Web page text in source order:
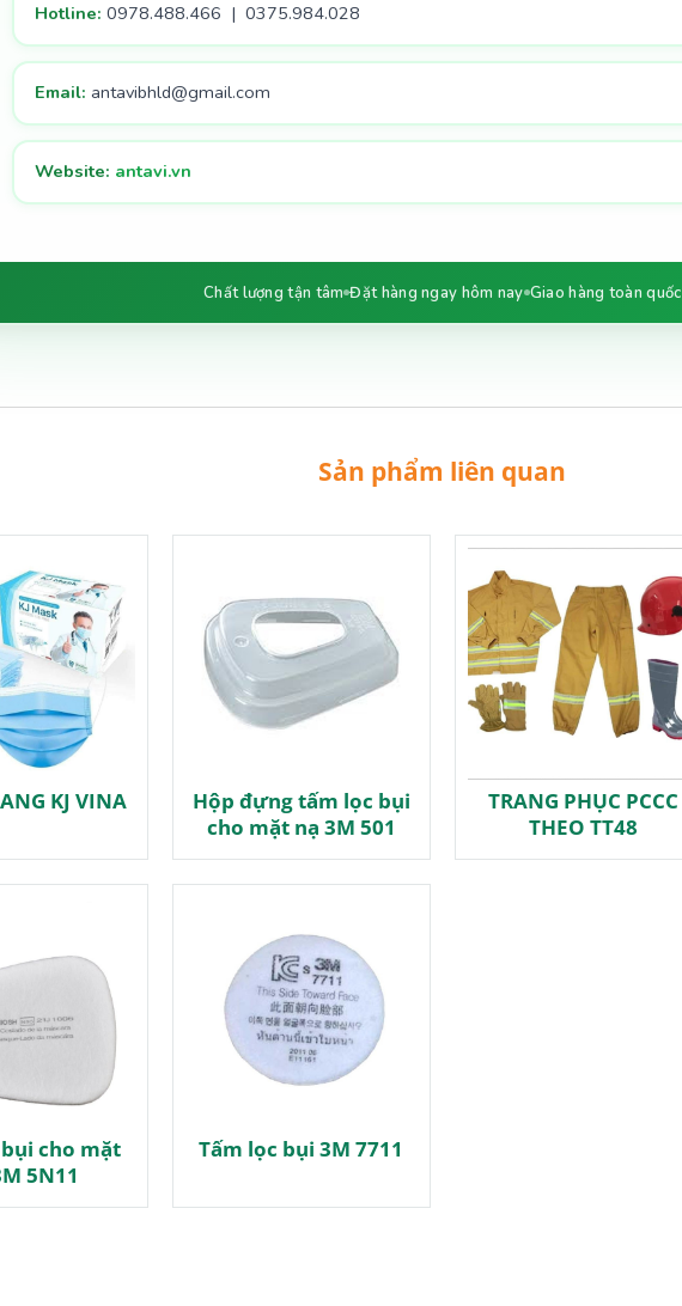
Hotline: 0978.488.466 | 0375.984.028
Email: antavibhld@gmail.com
Website: antavi.vn
Chất lượng tận tâm Đặt hàng ngay hôm nay Giao hàng toàn quốc
Sản phẩm liên quan
KJ VINA
Hộp đựng tấm lọc bụi
cho mặt nạ 3M 501
TRANG PHỤC PCCC
THEO TT48
cho mặt
5N11
Tấm lọc bụi 3M 7711